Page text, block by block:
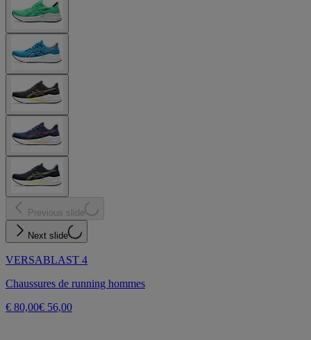
Previous slide
Next slide
VERSABLAST 4
Chaussures de running hommes
€ 80,00€ 56,00